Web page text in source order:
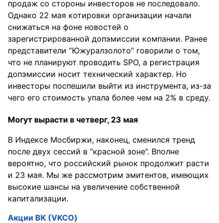
продаж со стороны инвесторов не последовало.
Однако 22 мая котировки организации начали
снижаться на фоне новостей о
зарегистрированной допэмиссии компании. Ранее
представители “Южуралзолото” говорили о том,
что не планируют проводить SPO, а регистрация
допэмиссии носит технический характер. Но
инвесторы поспешили выйти из инструмента, из-за
чего его стоимость упала более чем на 2% в среду.
Могут вырасти в четверг, 23 мая
В Индексе Мосбиржи, наконец, сменился тренд
после двух сессий в “красной зоне”. Вполне
вероятно, что российский рынок продолжит расти
и 23 мая. Мы же рассмотрим эмитентов, имеющих
высокие шансы на увеличение собственной
капитализации.
Акции ВК (VKCO)